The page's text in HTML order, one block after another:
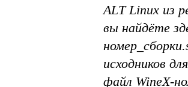
ALT Linux из
вы найдёте
исходников
файл WineX-